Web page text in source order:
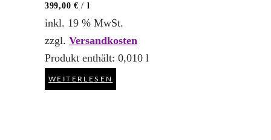
399,00 € / l
inkl. 19 % MwSt.
zzgl. Versandkosten
Produkt enthält: 0,010 l
WEITERLESEN